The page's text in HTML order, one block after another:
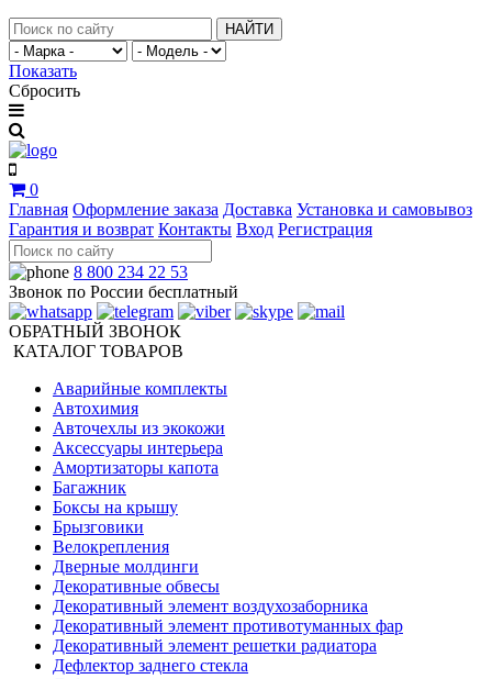
НАЙТИ
Показать
Сбросить
0
Главная Оформление заказа Доставка Установка и самовывоз
Гарантия и возврат Контакты Вход Регистрация
8 800 234 22 53
Звонок по России бесплатный
ОБРАТНЫЙ ЗВОНОК
КАТАЛОГ ТОВАРОВ
Аварийные комплекты
Автохимия
Авточехлы из экокожи
Аксессуары интерьера
Амортизаторы капота
Багажник
Боксы на крышу
Брызговики
Велокрепления
Дверные молдинги
Декоративные обвесы
Декоративный элемент воздухозаборника
Декоративный элемент противотуманных фар
Декоративный элемент решетки радиатора
Дефлектор заднего стекла